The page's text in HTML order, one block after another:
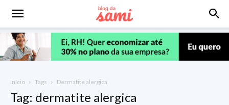
Início Tags Dermatite alergica
Tag: dermatite alergica